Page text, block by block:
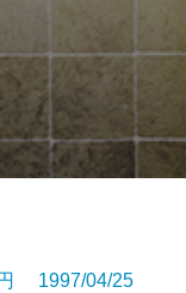
1997/04/25